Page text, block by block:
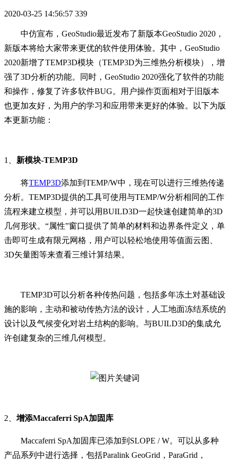
2020-03-25 14:56:57 339
中仿宣布，GeoStudio最近发布了新版本GeoStudio 2020，
新版本将给大家带来更优的软件使用体验。其中，GeoStudio
2020新增了TEMP3D模块（TEMP3D为三维热分析模块），增
强了3D分析的功能。同时，GeoStudio 2020强化了软件的功能
和操作，修复了许多软件BUG。用户操作页面相对于旧版本
也更加友好，为用户的学习和应用带来更好的体验。以下为版
本更新功能：
1、 新模块-TEMP3D
将TEMP3D添加到TEMP/W中，现在可以进行三维热传递
分析。TEMP3D提供的工具可使用与TEMP/W分析相同的工作
流程来建立模型，并可以用BUILD3D一起快速创建简单的3D
几何形状。“属性”窗口提供了简单的材料和边界条件定义，单
击即可生成有限元网格，用户可以轻松地使用等值面云图、
3D矢量图等来查看三维计算结果。
TEMP3D可以分析各种传热问题，包括多年冻土对基础设
施的影响，主动和被动传热方法的设计，人工地面冻结系统的
设计以及气候变化对岩土结构的影响。与BUILD3D的集成允
许创建复杂的三维几何模型。
2、 增添Maccaferri SpA加固库
Maccaferri SpA加固库已添加到SLOPE / W。可以从多种
产品系列中进行选择，包括Paralink GeoGrid，ParaGrid，